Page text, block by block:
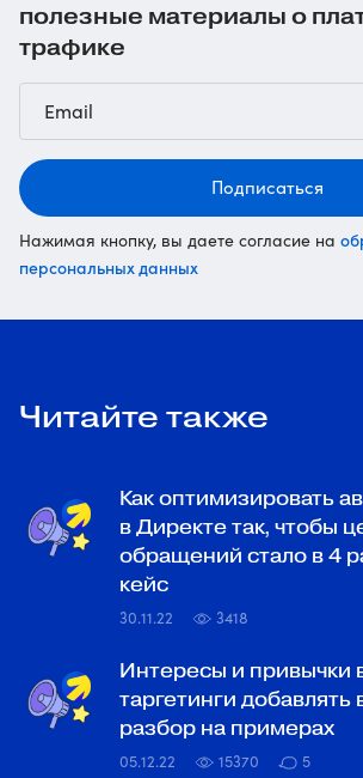
полезные материалы о
трафике
Подписаться
Нажимая кнопку, вы даете согласие на
персональных данных
Читайте также
Как оптимизировать
в Директе так, чтобы
обращений стало в 4
кейс
30.11.22 3418
Интересы и привычки
таргетинги добавлять
разбор на примерах
05.12.22 15370 5